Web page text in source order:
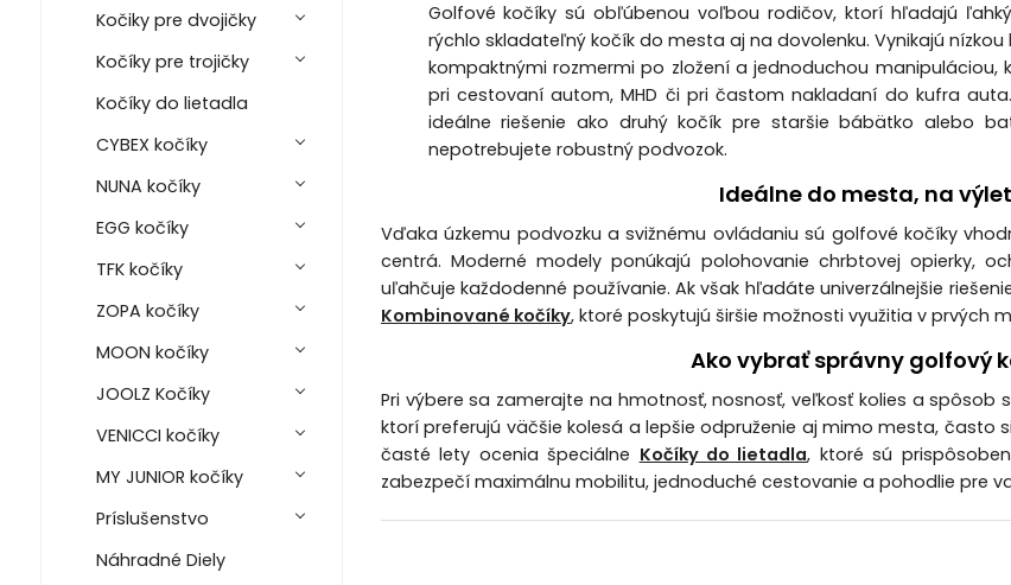
Kočiky pre dvojičky
Kočíky pre trojičky
Kočíky do lietadla
CYBEX kočíky
NUNA kočíky
EGG kočíky
TFK kočíky
ZOPA kočíky
MOON kočíky
JOOLZ Kočíky
VENICCI kočíky
MY JUNIOR kočíky
Príslušenstvo
Náhradné Diely
Golfové kočíky sú obľúbenou voľbou rodičov, ktorí hľadajú
rýchlo skladateľný kočík do mesta aj na dovolenku. Vynikajú
kompaktnými rozmermi po zložení a jednoduchou manipuláciou,
pri cestovaní autom, MHD či pri častom nakladaní do kufra
ideálne riešenie ako druhý kočík pre staršie bábätko alebo
nepotrebujete robustný podvozok.
Ideálne do mesta, na
Vďaka úzkemu podvozku a svižnému ovládaniu sú golfové kočíky
centrá. Moderné modely ponúkajú polohovanie chrbtovej opierky,
uľahčuje každodenné používanie. Ak však hľadáte univerzálnejšie
Kombinované kočíky, ktoré poskytujú širšie možnosti využitia v prvých
Ako vybrať správny golfový
Pri výbere sa zamerajte na hmotnosť, nosnosť, veľkosť kolies a
ktorí preferujú väčšie kolesá a lepšie odpruženie aj mimo mesta, často
časté lety ocenia špeciálne Kočíky do lietadla, ktoré sú
zabezpečí maximálnu mobilitu, jednoduché cestovanie a pohodlie pre